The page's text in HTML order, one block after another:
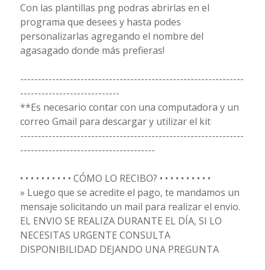
Con las plantillas png podras abrirlas en el
programa que desees y hasta podes
personalizarlas agregando el nombre del
agasagado donde más prefieras!
---------------------------------------------------------------
----------------------------
**Es necesario contar con una computadora y un
correo Gmail para descargar y utilizar el kit
---------------------------------------------------------------
--------------------------------------
• • • • • • • • • • CÓMO LO RECIBO? • • • • • • • • • •
» Luego que se acredite el pago, te mandamos un
mensaje solicitando un mail para realizar el envio.
EL ENVIO SE REALIZA DURANTE EL DÍA, SI LO
NECESITAS URGENTE CONSULTA
DISPONIBILIDAD DEJANDO UNA PREGUNTA